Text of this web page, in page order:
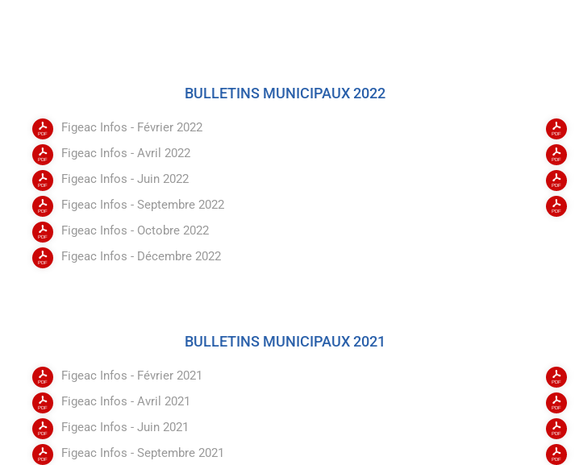
BULLETINS MUNICIPAUX 2022
Figeac Infos - Février 2022
Figeac Infos - Avril 2022
Figeac Infos - Juin 2022
Figeac Infos - Septembre 2022
Figeac Infos - Octobre 2022
Figeac Infos - Décembre 2022
BULLETINS MUNICIPAUX 2021
Figeac Infos - Février 2021
Figeac Infos - Avril 2021
Figeac Infos - Juin 2021
Figeac Infos - Septembre 2021